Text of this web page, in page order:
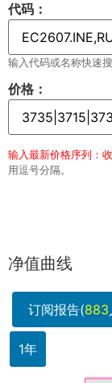
代码：
输入代码或名称快速
价格：
输入最新价格序列：
用逗号分隔。
净值曲线
订阅报告(883
1年